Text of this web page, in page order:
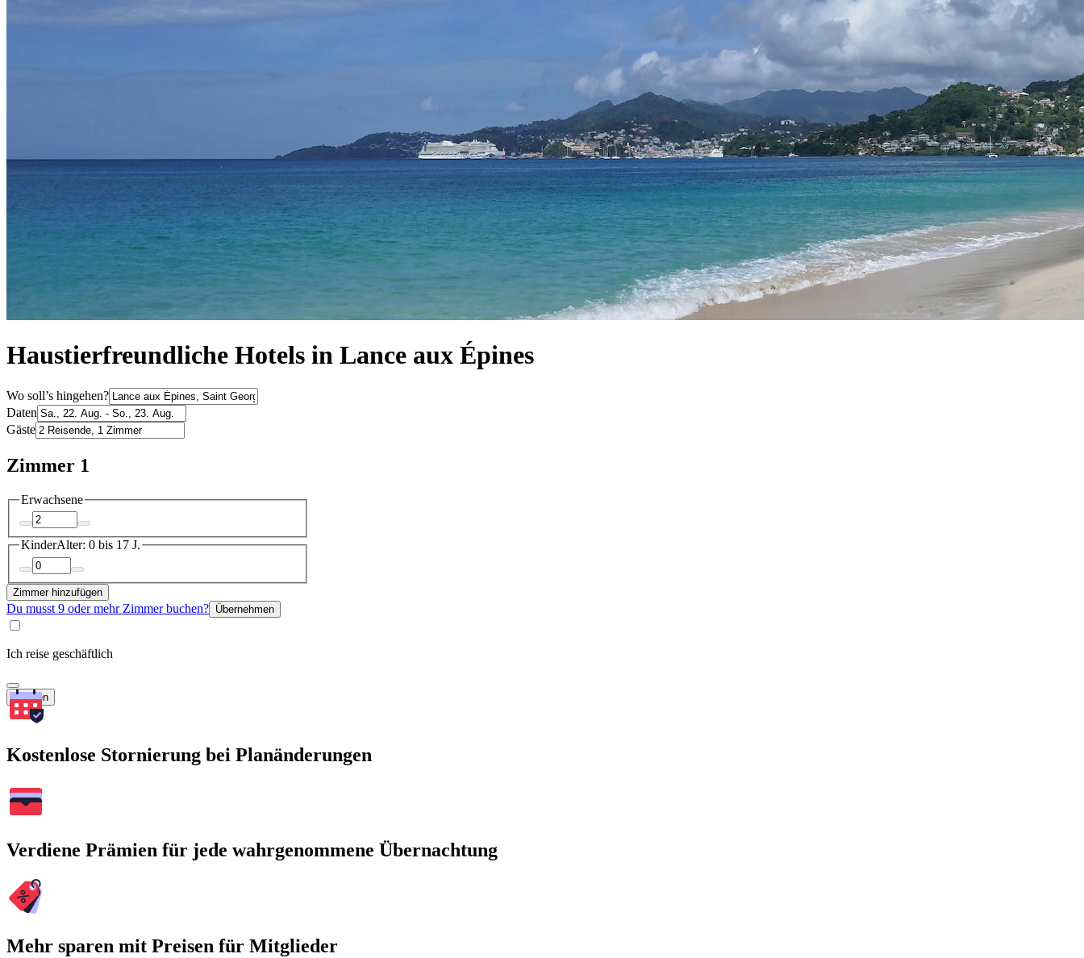
Haustierfreundliche Hotels in Lance aux Épines
Wo soll’s hingehen?
Daten
Gäste
Zimmer 1
Erwachsene
KinderAlter: 0 bis 17 J.
Zimmer hinzufügen
Du musst 9 oder mehr Zimmer buchen? Übernehmen
Ich reise geschäftlich
Suchen
Kostenlose Stornierung bei Planänderungen
Verdiene Prämien für jede wahrgenommene Übernachtung
Mehr sparen mit Preisen für Mitglieder